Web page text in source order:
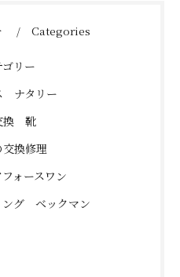
Categories
リー
ナタリー
換 靴
換修理
ォースワン
ング ベックマン